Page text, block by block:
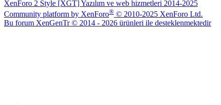
XenForo 2 Style [XGT] Yazılım ve web hizmetleri 2014-2025
Community platform by XenForo® © 2010-2025 XenForo Ltd.
Bu forum XenGenTr © 2014 - 2026 ürünleri ile desteklenmektedir